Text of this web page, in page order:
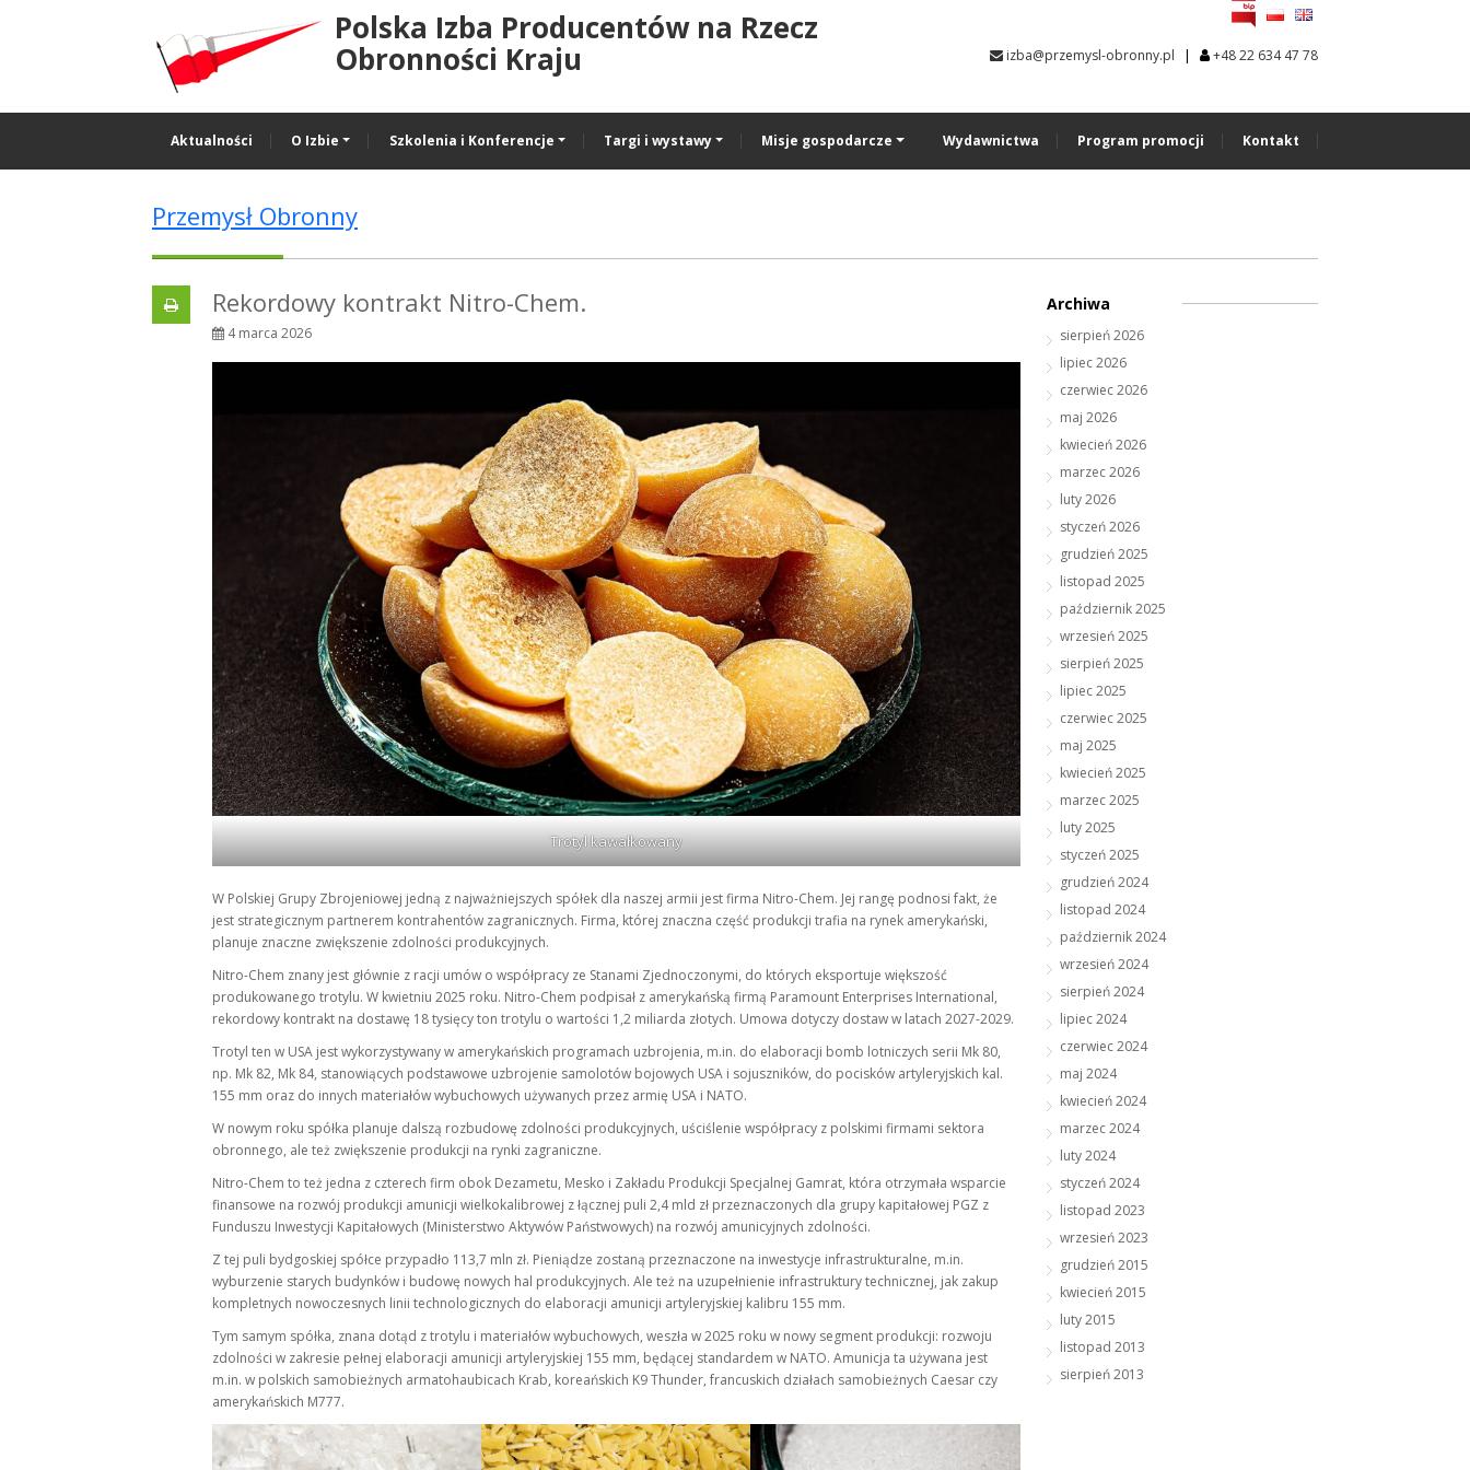
Polska Izba Producentów na Rzecz
Obronności Kraju
izba@przemysl-obronny.pl | +48 22 634 47 78
Aktualności O Izbie Szkolenia i Konferencje Targi i wystawy Misje gospodarcze Wydawnictwa Program promocji Kontakt
Przemysł Obronny
Rekordowy kontrakt Nitro-Chem.
4 marca 2026
Trotyl kawałkowany
W Polskiej Grupy Zbrojeniowej jedną z najważniejszych spółek dla naszej armii jest firma Nitro-Chem. Jej rangę podnosi fakt, że
jest strategicznym partnerem kontrahentów zagranicznych. Firma, której znaczna część produkcji trafia na rynek amerykański,
planuje znaczne zwiększenie zdolności produkcyjnych.
Nitro-Chem znany jest głównie z racji umów o współpracy ze Stanami Zjednoczonymi, do których eksportuje większość
produkowanego trotylu. W kwietniu 2025 roku. Nitro-Chem podpisał z amerykańską firmą Paramount Enterprises International,
rekordowy kontrakt na dostawę 18 tysięcy ton trotylu o wartości 1,2 miliarda złotych. Umowa dotyczy dostaw w latach 2027-2029.
Trotyl ten w USA jest wykorzystywany w amerykańskich programach uzbrojenia, m.in. do elaboracji bomb lotniczych serii Mk 80,
np. Mk 82, Mk 84, stanowiących podstawowe uzbrojenie samolotów bojowych USA i sojuszników, do pocisków artyleryjskich kal.
155 mm oraz do innych materiałów wybuchowych używanych przez armię USA i NATO.
W nowym roku spółka planuje dalszą rozbudowę zdolności produkcyjnych, uściślenie współpracy z polskimi firmami sektora
obronnego, ale też zwiększenie produkcji na rynki zagraniczne.
Nitro-Chem to też jedna z czterech firm obok Dezametu, Mesko i Zakładu Produkcji Specjalnej Gamrat, która otrzymała wsparcie
finansowe na rozwój produkcji amunicji wielkokalibrowej z łącznej puli 2,4 mld zł przeznaczonych dla grupy kapitałowej PGZ z
Funduszu Inwestycji Kapitałowych (Ministerstwo Aktywów Państwowych) na rozwój amunicyjnych zdolności.
Z tej puli bydgoskiej spółce przypadło 113,7 mln zł. Pieniądze zostaną przeznaczone na inwestycje infrastrukturalne, m.in.
wyburzenie starych budynków i budowę nowych hal produkcyjnych. Ale też na uzupełnienie infrastruktury technicznej, jak zakup
kompletnych nowoczesnych linii technologicznych do elaboracji amunicji artyleryjskiej kalibru 155 mm.
Tym samym spółka, znana dotąd z trotylu i materiałów wybuchowych, weszła w 2025 roku w nowy segment produkcji: rozwoju
zdolności w zakresie pełnej elaboracji amunicji artyleryjskiej 155 mm, będącej standardem w NATO. Amunicja ta używana jest
m.in. w polskich samobieżnych armatohaubicach Krab, koreańskich K9 Thunder, francuskich działach samobieżnych Caesar czy
amerykańskich M777.
Archiwa
sierpień 2026
lipiec 2026
czerwiec 2026
maj 2026
kwiecień 2026
marzec 2026
luty 2026
styczeń 2026
grudzień 2025
listopad 2025
październik 2025
wrzesień 2025
sierpień 2025
lipiec 2025
czerwiec 2025
maj 2025
kwiecień 2025
marzec 2025
luty 2025
styczeń 2025
grudzień 2024
listopad 2024
październik 2024
wrzesień 2024
sierpień 2024
lipiec 2024
czerwiec 2024
maj 2024
kwiecień 2024
marzec 2024
luty 2024
styczeń 2024
listopad 2023
wrzesień 2023
grudzień 2015
kwiecień 2015
luty 2015
listopad 2013
sierpień 2013